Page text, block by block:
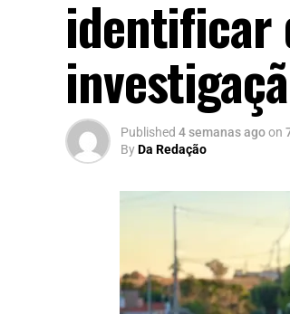
identificar
Published 4 semanas agoon
ByDa Redação